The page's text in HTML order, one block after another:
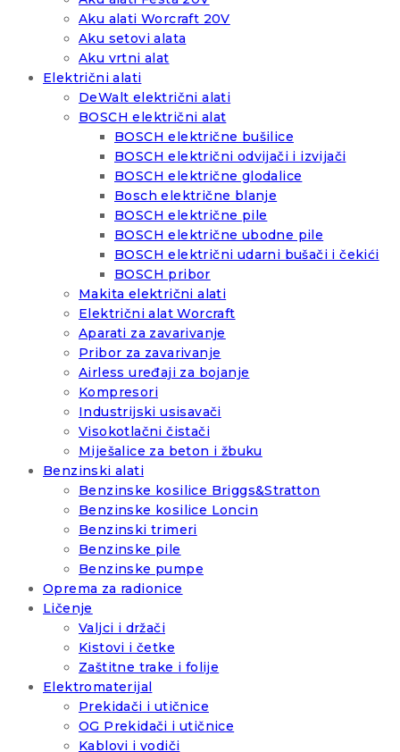
Aku alati Worcraft 20V
Aku setovi alata
Aku vrtni alat
Električni alati
DeWalt električni alati
BOSCH električni alat
BOSCH električne bušilice
BOSCH električni odvijači i izvijači
BOSCH električne glodalice
Bosch električne blanje
BOSCH električne pile
BOSCH električne ubodne pile
BOSCH električni udarni bušači i čekići
BOSCH pribor
Makita električni alati
Električni alat Worcraft
Aparati za zavarivanje
Pribor za zavarivanje
Airless uređaji za bojanje
Kompresori
Industrijski usisavači
Visokotlačni čistači
Miješalice za beton i žbuku
Benzinski alati
Benzinske kosilice Briggs&Stratton
Benzinske kosilice Loncin
Benzinski trimeri
Benzinske pile
Benzinske pumpe
Oprema za radionice
Ličenje
Valjci i držači
Kistovi i četke
Zaštitne trake i folije
Elektromaterijal
Prekidači i utičnice
OG Prekidači i utičnice
Kablovi i vodiči